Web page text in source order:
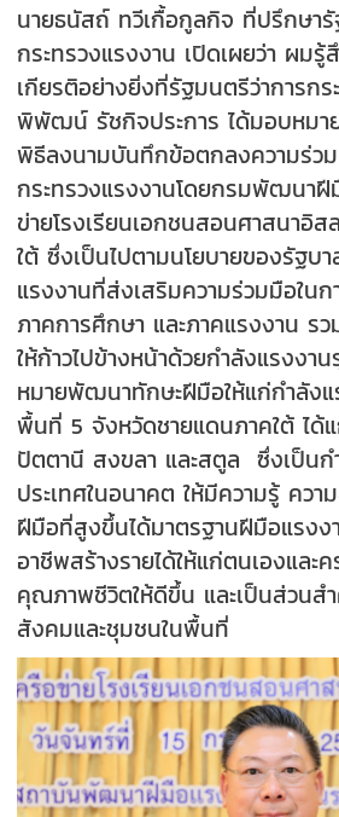
นายธนัสถ์ ทวีเกื้อกูลกิจ ที่ปรึกษารั
กระทรวงแรงงาน เปิดเผยว่า ผมรู้
เกียรติอย่างยิ่งที่รัฐมนตรีว่าการก
พิพัฒน์ รัชกิจประการ ได้มอบหมาย
พิธีลงนามบันทึกข้อตกลงความร่วม
กระทรวงแรงงานโดยกรมพัฒนาฝี
ข่ายโรงเรียนเอกชนสอนศาสนาอิ
ใต้ ซึ่งเป็นไปตามนโยบายของรัฐบา
แรงงานที่ส่งเสริมความร่วมมือใน
ภาคการศึกษา และภาคแรงงาน ร
ให้ก้าวไปข้างหน้าด้วยกำลังแรงงา
หมายพัฒนาทักษะฝีมือให้แก่กำลังแ
พื้นที่ 5 จังหวัดชายแดนภาคใต้ ได้แ
ปัตตานี สงขลา และสตูล ซึ่งเป็น
ประเทศในอนาคต ให้มีความรู้ คว
ฝีมือที่สูงขึ้นได้มาตรฐานฝีมือแรงง
อาชีพสร้างรายได้ให้แก่ตนเองและ
คุณภาพชีวิตให้ดีขึ้น และเป็นส่วน
สังคมและชุมชนในพื้นที่